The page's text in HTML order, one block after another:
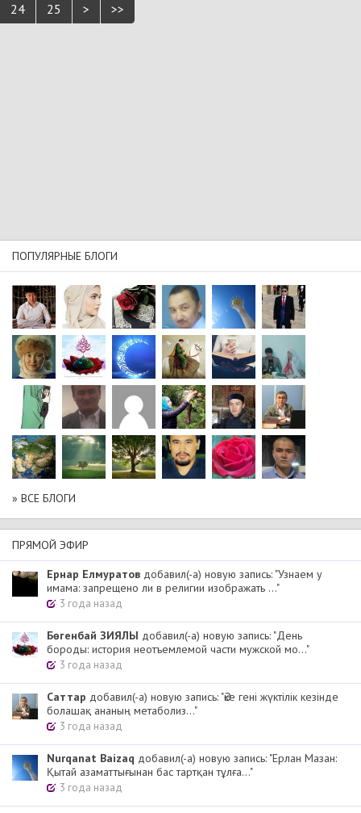
24
25 > >>
ПОПУЛЯРНЫЕ БЛОГИ
» ВСЕ БЛОГИ
ПРЯМОЙ ЭФИР
Ернар Елмуратов добавил(-а) новую запись: "Узнаем у
имама: запрещено ли в религии изображать ..."
3 года назад
Бөгенбай ЗИЯЛЫ добавил(-а) новую запись: "День
бороды: история неотъемлемой части мужской мо..."
3 года назад
Cаттар добавил(-а) новую запись: "Әке гені жүктілік кезінде
болашақ ананың метаболиз..."
3 года назад
Nurqanat Baizaq добавил(-а) новую запись: "Ерлан Мазан:
Қытай азаматтығынан бас тартқан тұлға..."
3 года назад